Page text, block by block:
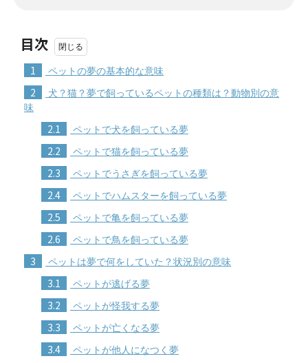
目次
1 ペットの夢の基本的な意味
2
犬？猫？夢で飼っているペットの種類は？動物別の意
味
2.1 ペットで犬を飼っている夢
2.2 ペットで猫を飼っている夢
2.3 ペットでうさぎを飼っている夢
2.4 ペットでハムスターを飼っている夢
2.5 ペットで亀を飼っている夢
2.6 ペットで鳥を飼っている夢
3 ペットは夢で何をしていた？状況別の意味
3.1 ペットが逃げる夢
3.2 ペットが怪我する夢
3.3 ペットが亡くなる夢
3.4 ペットが他人になつく夢